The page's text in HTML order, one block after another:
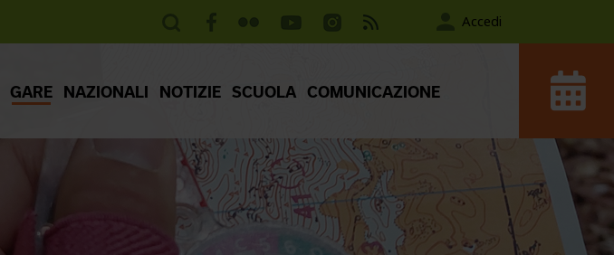
Accedi
GARE NAZIONALI NOTIZIE SCUOLA COMUNICAZIONE